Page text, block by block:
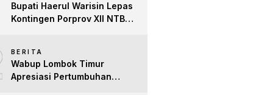
Bupati Haerul Warisin Lepas
Kontingen Porprov XII NTB
untuk Lombok Timur
BERITA
Wabup Lombok Timur
Apresiasi Pertumbuhan